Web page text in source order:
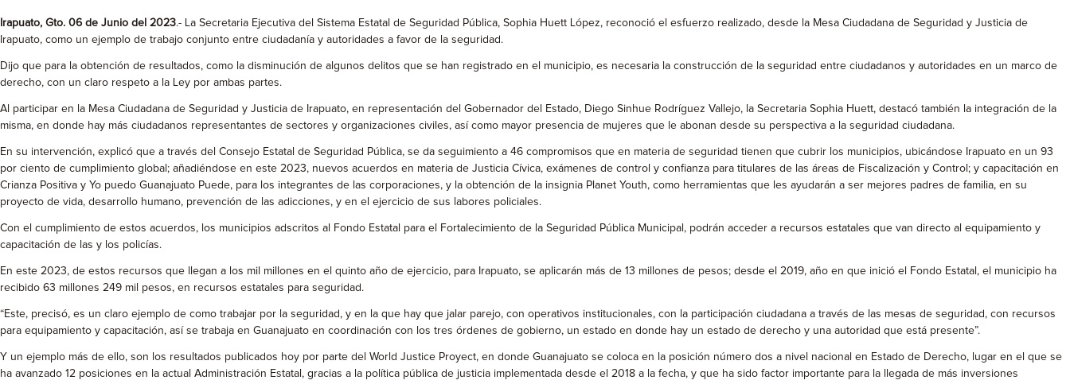
Irapuato, Gto. 06 de Junio del 2023.- La Secretaria Ejecutiva del Sistema Estatal de Seguridad Pública, Sophia Huett López, reconoció el esfuerzo realizado, desde la Mesa Ciudadana de Seguridad y Justicia de
Irapuato, como un ejemplo de trabajo conjunto entre ciudadanía y autoridades a favor de la seguridad.
Dijo que para la obtención de resultados, como la disminución de algunos delitos que se han registrado en el municipio, es necesaria la construcción de la seguridad entre ciudadanos y autoridades en un marco de
derecho, con un claro respeto a la Ley por ambas partes.
Al participar en la Mesa Ciudadana de Seguridad y Justicia de Irapuato, en representación del Gobernador del Estado, Diego Sinhue Rodríguez Vallejo, la Secretaria Sophia Huett, destacó también la integración de la
misma, en donde hay más ciudadanos representantes de sectores y organizaciones civiles, así como mayor presencia de mujeres que le abonan desde su perspectiva a la seguridad ciudadana.
En su intervención, explicó que a través del Consejo Estatal de Seguridad Pública, se da seguimiento a 46 compromisos que en materia de seguridad tienen que cubrir los municipios, ubicándose Irapuato en un 93
por ciento de cumplimiento global; añadiéndose en este 2023, nuevos acuerdos en materia de Justicia Cívica, exámenes de control y confianza para titulares de las áreas de Fiscalización y Control; y capacitación en
Crianza Positiva y Yo puedo Guanajuato Puede, para los integrantes de las corporaciones, y la obtención de la insignia Planet Youth, como herramientas que les ayudarán a ser mejores padres de familia, en su
proyecto de vida, desarrollo humano, prevención de las adicciones, y en el ejercicio de sus labores policiales.
Con el cumplimiento de estos acuerdos, los municipios adscritos al Fondo Estatal para el Fortalecimiento de la Seguridad Pública Municipal, podrán acceder a recursos estatales que van directo al equipamiento y
capacitación de las y los policías.
En este 2023, de estos recursos que llegan a los mil millones en el quinto año de ejercicio, para Irapuato, se aplicarán más de 13 millones de pesos; desde el 2019, año en que inició el Fondo Estatal, el municipio ha
recibido 63 millones 249 mil pesos, en recursos estatales para seguridad.
“Este, precisó, es un claro ejemplo de como trabajar por la seguridad, y en la que hay que jalar parejo, con operativos institucionales, con la participación ciudadana a través de las mesas de seguridad, con recursos
para equipamiento y capacitación, así se trabaja en Guanajuato en coordinación con los tres órdenes de gobierno, un estado en donde hay un estado de derecho y una autoridad que está presente”.
Y un ejemplo más de ello, son los resultados publicados hoy por parte del World Justice Proyect, en donde Guanajuato se coloca en la posición número dos a nivel nacional en Estado de Derecho, lugar en el que se
ha avanzado 12 posiciones en la actual Administración Estatal, gracias a la política pública de justicia implementada desde el 2018 a la fecha, y que ha sido factor importante para la llegada de más inversiones